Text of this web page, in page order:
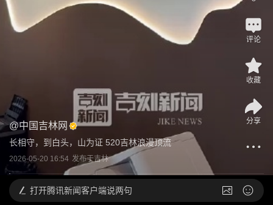
@中国吉林网
长相守，到白头，山为证 520吉林浪漫顶流
2026-05-20 16:54 发布于吉林
评论
收藏
分享
打开腾讯新闻客户端说两句